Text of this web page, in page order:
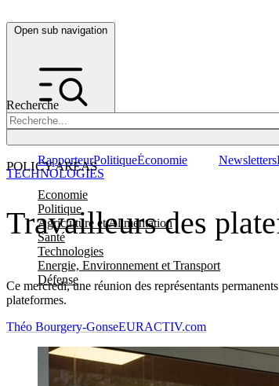
Open sub navigation
Recherche
POLICY AREAS
Economie
Politique
Agriculture et Alimentation
Santé
Technologies
Energie, Environnement et Transport
Défense
RapporteurPolitiqueÉconomie Newsletters
Travailleurs des
Ce mercredi, une réunion des représentants
plateformes.
TECHNOLOGIES
Théo Bourgery-GonseEURACTIV.com